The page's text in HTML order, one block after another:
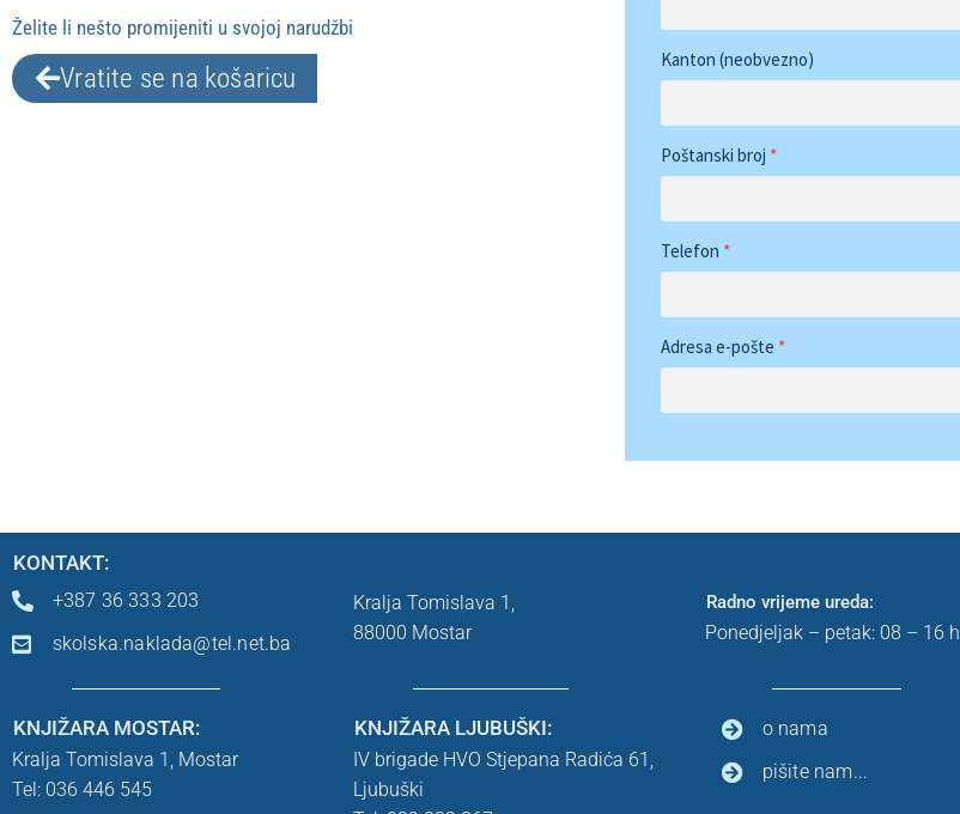
Želite li nešto promijeniti u svojoj narudžbi
Vratite se na košaricu
Kanton (neobvezno)
Poštanski broj *
Telefon *
Adresa e-pošte *
KONTAKT:
+387 36 333 203
skolska.naklada@tel.net.ba
Kralja Tomislava 1,
88000 Mostar
Radno vrijeme ureda:
Ponedjeljak – petak: 08 – 16 h
KNJIŽARA MOSTAR:
Kralja Tomislava 1, Mostar
Tel: 036 446 545
KNJIŽARA LJUBUŠKI:
IV brigade HVO Stjepana Radića 61,
Ljubuški
o nama
pišite nam...